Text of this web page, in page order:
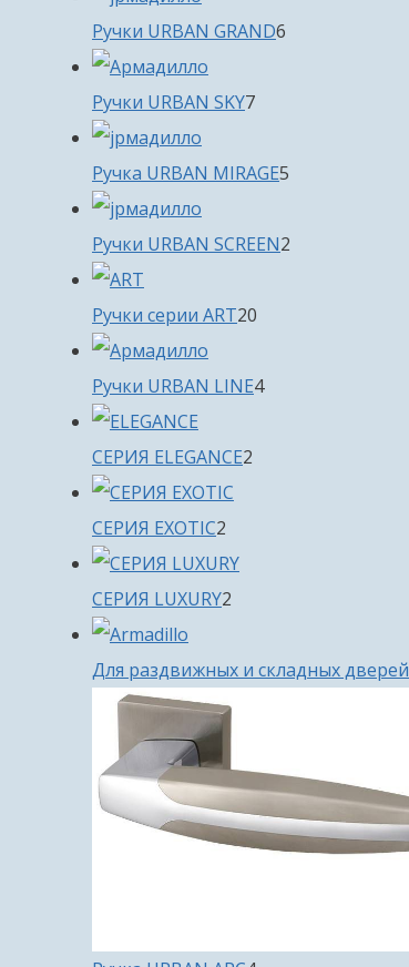
Ручки URBAN GRAND6
Ручки URBAN SKY77
Ручка URBAN MIRAGE5
Ручки URBAN SCREEN2
Ручки серии ART20
Ручки URBAN LINE44
СЕРИЯ ELEGANCE2
СЕРИЯ EXOTIC2
товара
СЕРИЯ LUXURY2
Для раздвижных и складных дверей